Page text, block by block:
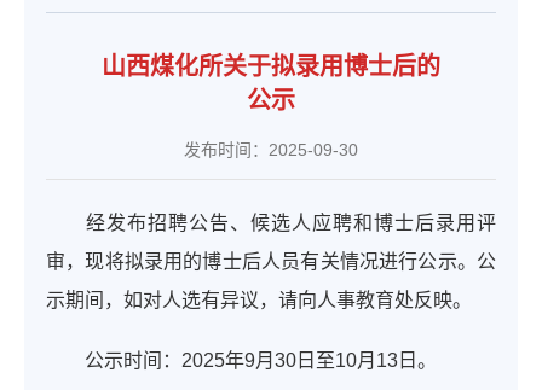
山西煤化所关于拟录用博士后的
公示
发布时间：2025-09-30
经发布招聘公告、候选人应聘和博士后录用评
审，现将拟录用的博士后人员有关情况进行公示。公
示期间，如对人选有异议，请向人事教育处反映。
公示时间：2025年9月30日至10月13日。